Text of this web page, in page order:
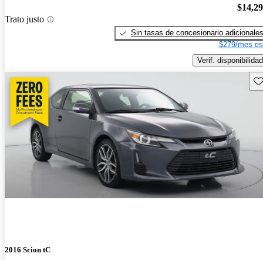
Trato justo
Sin tasas de concesionario adicionales
$279/mes
Verif. disponibilidad
2016 Scion tC